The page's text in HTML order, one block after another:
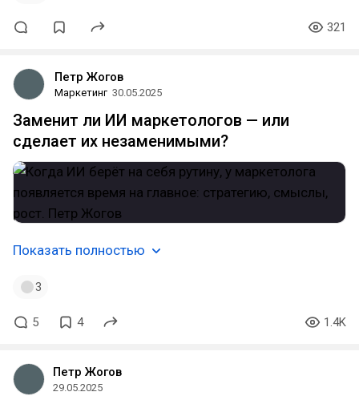
321
Петр Жогов
Маркетинг 30.05.2025
Заменит ли ИИ маркетологов — или
сделает их незаменимыми?
Показать полностью
3
5 4 1.4K
Петр Жогов
29.05.2025